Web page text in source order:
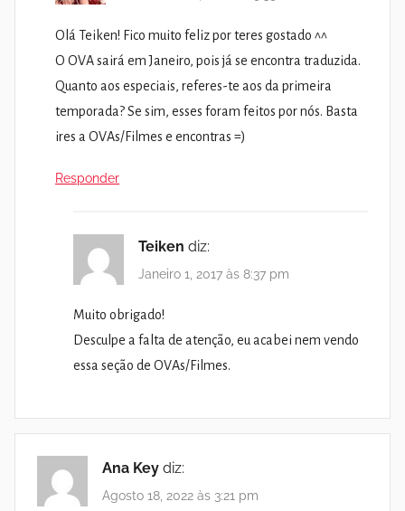
Olá Teiken! Fico muito feliz por teres gostado ^^
O OVA sairá em Janeiro, pois já se encontra traduzida.
Quanto aos especiais, referes-te aos da primeira
temporada? Se sim, esses foram feitos por nós. Basta
ires a OVAs/Filmes e encontras =)
Responder
Teiken diz:
Janeiro 1, 2017 às 8:37 pm
Muito obrigado!
Desculpe a falta de atenção, eu acabei nem vendo
essa seção de OVAs/Filmes.
Ana Key diz:
Agosto 18, 2022 às 3:21 pm